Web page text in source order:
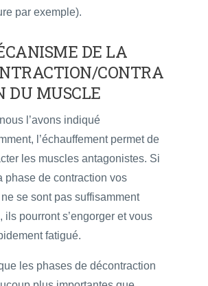
par exemple).
DE LA
CONTRA
DU MUSCLE
l’avons indiqué
l’échauffement permet de
les muscles antagonistes. Si
phase de contraction vos
se sont pas suffisamment
ils pourront s’engorger et vous
fatigué.
les phases de décontraction